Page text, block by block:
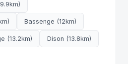
Bassenge (12km)
(13.2km) Dison (13.8km)